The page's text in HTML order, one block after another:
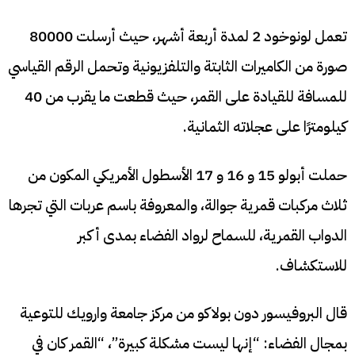
تعمل لونوخود 2 لمدة أربعة أشهر، حيث أرسلت 80000
صورة من الكاميرات الثابتة والتلفزيونية وتحمل الرقم القياسي
للمسافة للقيادة على القمر، حيث قطعت ما يقرب من 40
كيلومترًا على عجلاته الثمانية.
حملت أبولو 15 و 16 و 17 الأسطول الأمريكي المكون من
ثلاث مركبات قمرية جوالة، والمعروفة باسم عربات التي تجرها
الدواب القمرية، للسماح لرواد الفضاء بمدى أكبر
للاستكشاف.
قال البروفيسور دون بولاكو من مركز جامعة وارويك للتوعية
بمجال الفضاء: “إنها ليست مشكلة كبيرة”، “القمر كان في